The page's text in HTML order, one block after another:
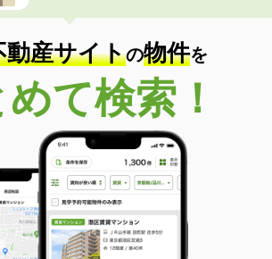
動産サイトの物件を
て検索！